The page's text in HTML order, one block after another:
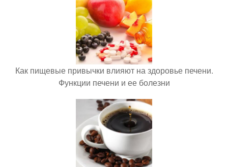
Как пищевые привычки влияют на здоровье печени.
Функции печени и ее болезни